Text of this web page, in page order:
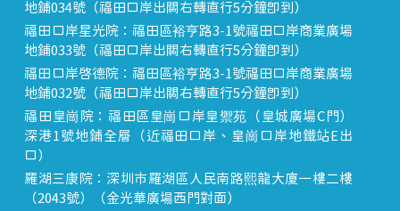
地鋪034號（福田口岸出關右轉直行5分鐘即到）
福田口岸星光院：福田區裕亨路3-1號福田口岸商業廣場
地鋪033號（福田口岸出關右轉直行5分鐘即到）
福田口岸啟德院：福田區裕亨路3-1號福田口岸商業廣場
地鋪032號（福田口岸出關右轉直行5分鐘即到）
福田皇崗院：福田區皇崗口岸皇禦苑（皇城廣場C門）
深港1號地鋪全層（近福田口岸、皇崗口岸地鐵站E出
口）
羅湖三康院：深圳市羅湖區人民南路熙龍大廈一樓二樓
（2043號）（金光華廣場西門對面）